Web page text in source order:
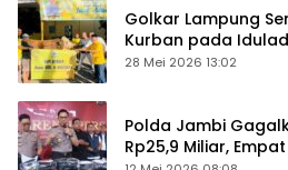
Golkar Lampung
Kurban pada
28 Mei 2026 13:02
Polda Jambi
Rp25,9 Miliar,